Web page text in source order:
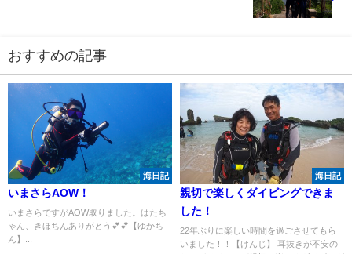
おすすめの記事
海日記
いまさらAOW！
いまさらですがAOW取りました。はたち
ゃん、きほちんありがとう💕💕【ゆかち
ん】...
海日記
親切で楽しくダイビングできま
した！
22年ぶりに楽しい時間を過ごさせてもら
いました！！【けんじ】 耳抜きが不安の